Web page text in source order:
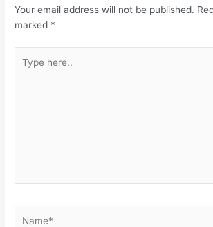
Your email address will not be published.
marked *
here..